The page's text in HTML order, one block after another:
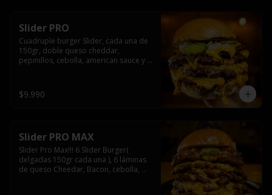
Slider PRO
Cuadruple burger Slider, cada una de
150gr, doble queso cheddar,
pepinillos, cebolla, american sauce y
$9.990
Slider PRO MAX
Slider Pro Max!!! 6 Slider Burger(
delgadas 150gr cada una ), 6 láminas
de queso Cheedar, Bacon, cebolla,